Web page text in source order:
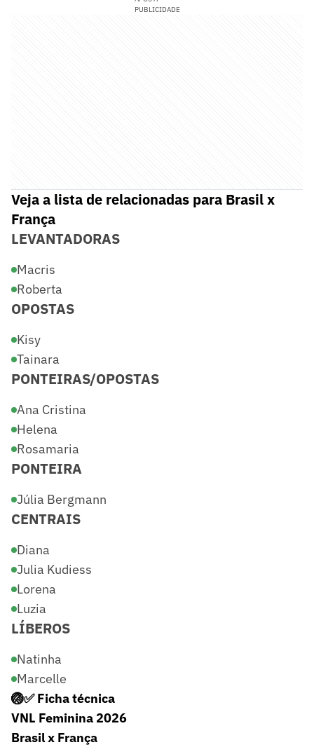
PUBLICIDADE
Veja a lista de relacionadas para Brasil x
França
LEVANTADORAS
Macris
Roberta
OPOSTAS
Kisy
Tainara
PONTEIRAS/OPOSTAS
Ana Cristina
Helena
Rosamaria
PONTEIRA
Júlia Bergmann
CENTRAIS
Diana
Julia Kudiess
Lorena
Luzia
LÍBEROS
Natinha
Marcelle
🏐✅ Ficha técnica
VNL Feminina 2026
Brasil x França